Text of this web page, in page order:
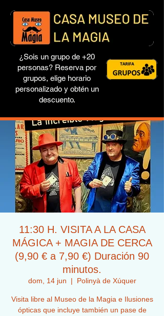
¿Sois un grupo de +20
personas? Reserva por
grupos, elige horario
personalizado y obtén un
descuento.
11:30 H. VISITA A LA CASA
MÁGICA + MAGIA DE CERCA
(9,90 € a 7,90 €) Duración 90
minutos.
dom, 14 jun
  |
Polinyà de Xúquer
Visita libre al Museo de la Magia e Ilusiones
ópticas que incluye también un pase de